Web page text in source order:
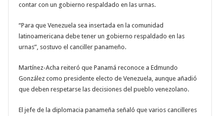
contar con un gobierno respaldado en las urnas.
“Para que Venezuela sea insertada en la comunidad
latinoamericana debe tener un gobierno respaldado en las
urnas”, sostuvo el canciller panameño.
Martínez-Acha reiteró que Panamá reconoce a Edmundo
González como presidente electo de Venezuela, aunque añadió
que deben respetarse las decisiones del pueblo venezolano.
El jefe de la diplomacia panameña señaló que varios cancilleres